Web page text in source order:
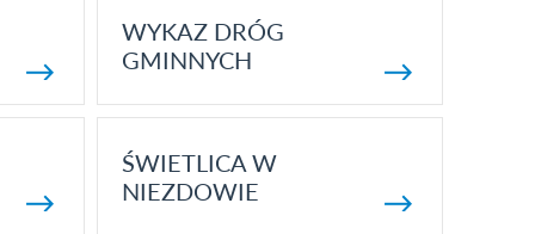
WYKAZ DRÓG
GMINNYCH
ŚWIETLICA W
NIEZDOWIE